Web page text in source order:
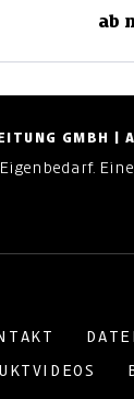
ab
GMBH |